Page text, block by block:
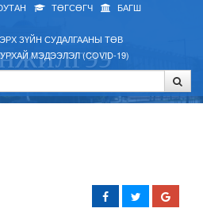
ТӨГСӨГЧ
БАГШ
ЗҮЙН СУДАЛГААНЫ ТӨВ
МЭДЭЭЛЭЛ (COVID-19)